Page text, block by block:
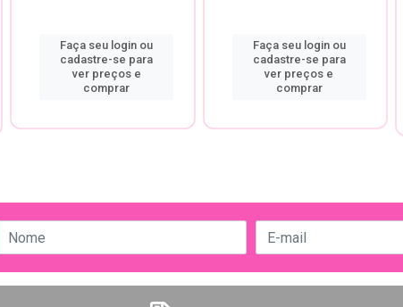
Faça seu login ou
cadastre-se para
ver preços e
comprar
Faça seu login ou
cadastre-se para
ver preços e
comprar